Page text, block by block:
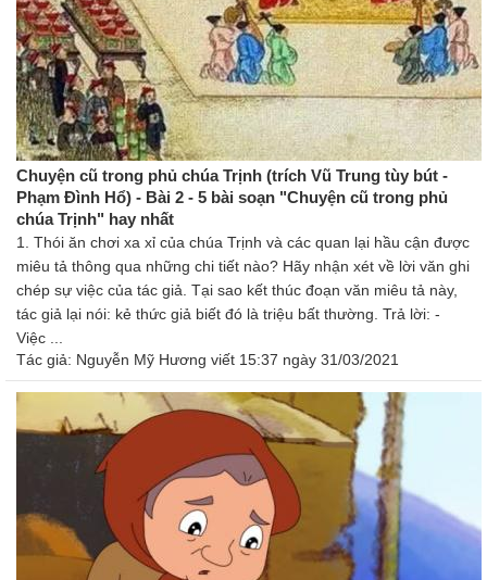
Chuyện cũ trong phủ chúa Trịnh (trích Vũ Trung tùy bút -
Phạm Đình Hổ) - Bài 2 - 5 bài soạn "Chuyện cũ trong phủ
chúa Trịnh" hay nhất
1. Thói ăn chơi xa xỉ của chúa Trịnh và các quan lại hầu cận được
miêu tả thông qua những chi tiết nào? Hãy nhận xét về lời văn ghi
chép sự việc của tác giả. Tại sao kết thúc đoạn văn miêu tả này,
tác giả lại nói: kẻ thức giả biết đó là triệu bất thường. Trả lời: -
Việc ...
Tác giả: Nguyễn Mỹ Hương viết 15:37 ngày 31/03/2021